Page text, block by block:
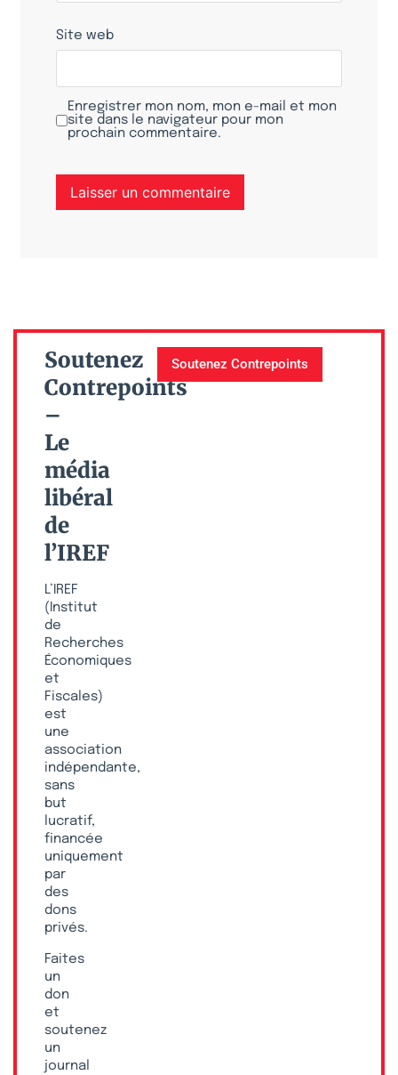
Site web
Enregistrer mon nom, mon e-mail et mon
site dans le navigateur pour mon
prochain commentaire.
Soutenez
Contrepoints
–
Le
média
libéral
de
l’IREF
L’IREF
(Institut
de
Recherches
Économiques
et
Fiscales)
est
une
association
indépendante,
sans
but
lucratif,
financée
uniquement
par
des
dons
privés.
Faites
un
don
et
soutenez
un
journal
Soutenez Contrepoints